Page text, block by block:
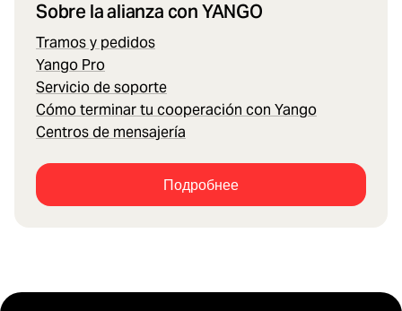
Sobre la alianza con YANGO
Tramos y pedidos
Yango Pro
Servicio de soporte
Cómo terminar tu cooperación con Yango
Centros de mensajería
Подробнее